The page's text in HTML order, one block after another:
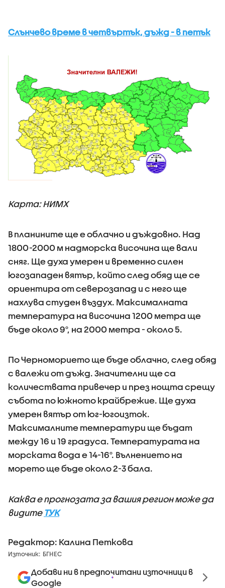
Слънчево време в четвъртък, дъжд - в петък
Карта: НИМХ
В планините ще е облачно и дъждовно. Над
1800-2000 м надморска височина ще вали
сняг. Ще духа умерен и временно силен
югозападен вятър, който след обяд ще се
ориентира от северозапад и с него ще
нахлува студен въздух. Максималната
температура на височина 1200 метра ще
бъде около 9°, на 2000 метра - около 5.
По Черноморието ще бъде облачно, след обяд
с валежи от дъжд. Значителни ще са
количествата привечер и през нощта срещу
събота по южното крайбрежие. Ще духа
умерен вятър от юг-югоизток.
Максималните температури ще бъдат
между 16 и 19 градуса. Температурата на
морската вода е 14-16°. Вълнението на
морето ще бъде около 2-3 бала.
Каква е прогнозата за вашия регион може да
видите ТУК
Редактор: Калина Петкова
Източник: БГНЕС
Добави ни в предпочитани източници в
Google